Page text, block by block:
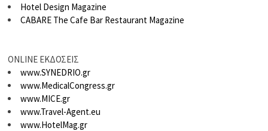
Hotel Design Magazine
CABARE The Cafe Bar Restaurant Magazine
ONLINE ΕΚΔΟΣΕΙΣ
www.SYNEDRIO.gr
www.MedicalCongress.gr
www.MICE.gr
www.Travel-Agent.eu
www.HotelMag.gr